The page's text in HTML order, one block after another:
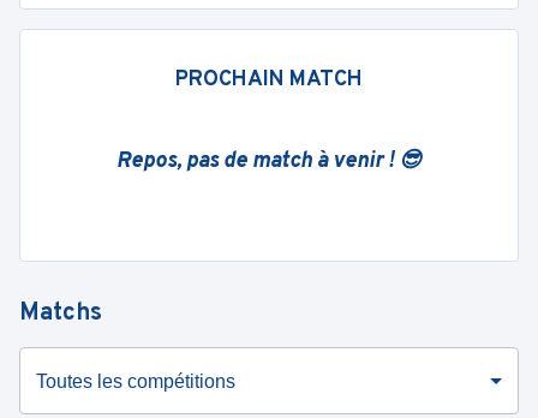
PROCHAIN MATCH
Repos, pas de match à venir ! 😎
Matchs
Toutes les compétitions